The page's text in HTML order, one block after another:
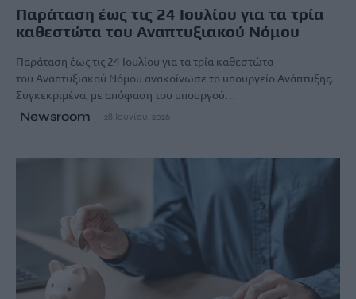
Παράταση έως τις 24 Ιουλίου για τα τρία
καθεστώτα του Αναπτυξιακού Νόμου
Παράταση έως τις 24 Ιουλίου για τα τρία καθεστώτα
του Αναπτυξιακού Νόμου ανακοίνωσε το υπουργείο Ανάπτυξης.
Συγκεκριμένα, με απόφαση του υπουργού…
Newsroom 28 Ιουνίου, 2026